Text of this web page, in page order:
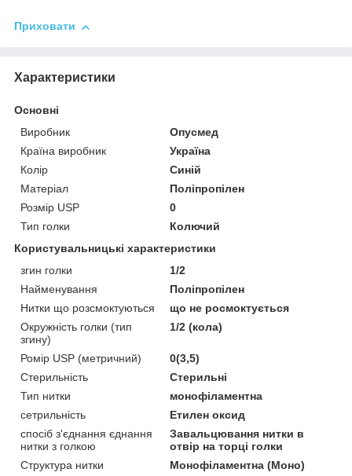
Приховати
Характеристики
Основні
Виробник
Опусмед
Країна виробник
Україна
Колір
Синій
Матеріал
Поліпропілен
Розмір USP
0
Тип голки
Колючий
Користувальницькі характеристики
згин голки
1/2
Найменування
Поліпропілен
Нитки що розсмоктуються
що не росмоктується
Окружність голки (тип
згину)
1/2 (кола)
Ромір USP (метричний)
0(3,5)
Стерильність
Стерильні
Тип нитки
монофіламентна
сетрильність
Етилен оксид
спосіб з'єднання єднання
нитки з голкою
Завальцювання нитки в
отвір на торці голки
Структура нитки
Монофіламентна (Моно)